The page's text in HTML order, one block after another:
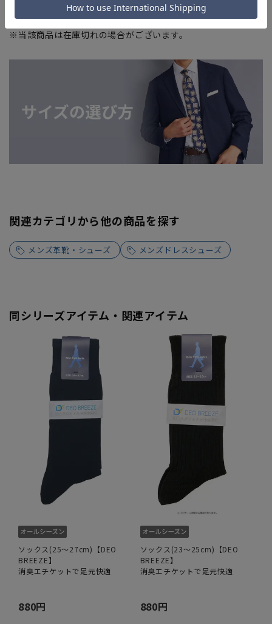
※当該商品は在庫切れの場合がございます。
関連カテゴリから他の商品を探す
メンズ革靴・シューズ メンズドレスシューズ
同シリーズアイテム・関連アイテム
ソックス(25～27cm)【DEO
BREEZE】
消臭エチケットで足元快適
880円
ソックス(23～25cm)【DEO
BREEZE】
消臭エチケットで足元快適
880円